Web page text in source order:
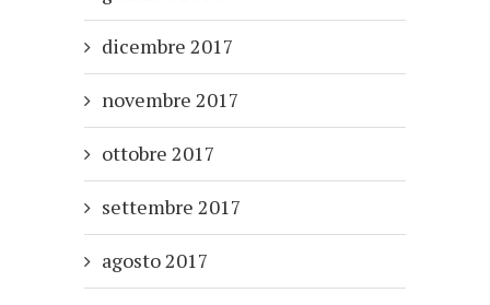
dicembre 2017
novembre 2017
ottobre 2017
settembre 2017
agosto 2017